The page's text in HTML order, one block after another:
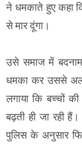
ने धमकाते हुए कहा
से मार दूंगा।
उसे समाज में
धमका कर उससे
लगाया कि बच्चों
बढ़ती ही जा रही
पुलिस के अनुसार